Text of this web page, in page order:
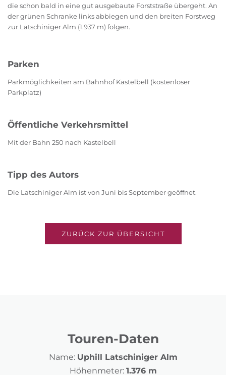
die schon bald in eine gut ausgebaute Forststraße übergeht. An
der grünen Schranke links abbiegen und den breiten Forstweg
zur Latschiniger Alm (1.937 m) folgen.
Parken
Parkmöglichkeiten am Bahnhof Kastelbell (kostenloser
Parkplatz)
Öffentliche Verkehrsmittel
Mit der Bahn 250 nach Kastelbell
Tipp des Autors
Die Latschiniger Alm ist von Juni bis September geöffnet.
ZURÜCK ZUR ÜBERSICHT
Touren-Daten
Name: Uphill Latschiniger Alm
Höhenmeter: 1.376 m